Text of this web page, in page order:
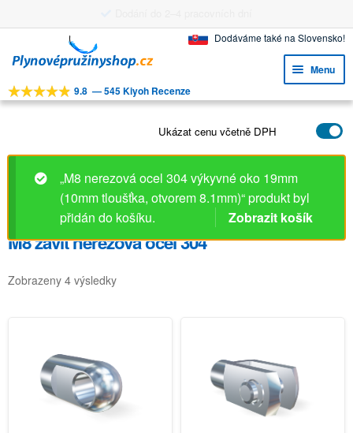
na
k
webu
Dodáváme také na Slovensko!
Menu
NÁSTROJE
menu
ZÁKAZNICKÝ SERVIS
9.8 —545 Kiyoh Recenze
Ukázat cenu včetně DPH
„M8 nerezová ocel 304 výkyvné oko 19mm
(10mm tloušťka, otvorem 8.1mm)“ produkt byl
přidán do košíku.
Zobrazit košík
M8 závit nerezová ocel 304
Zobrazeny 4 výsledky